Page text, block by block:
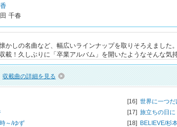
千春
かしの名曲など、幅広いラインナップを取りそろえました
載！久しぶりに「卒業アルバム」を開いたようなそんな気
収載曲の詳細を見る
～/ゆず
[16] 世界に一つだ
[17] 旅立ちの日に
[18] BELIEVE/杉